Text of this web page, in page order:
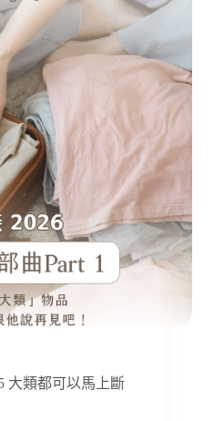
大類都可以馬上斷